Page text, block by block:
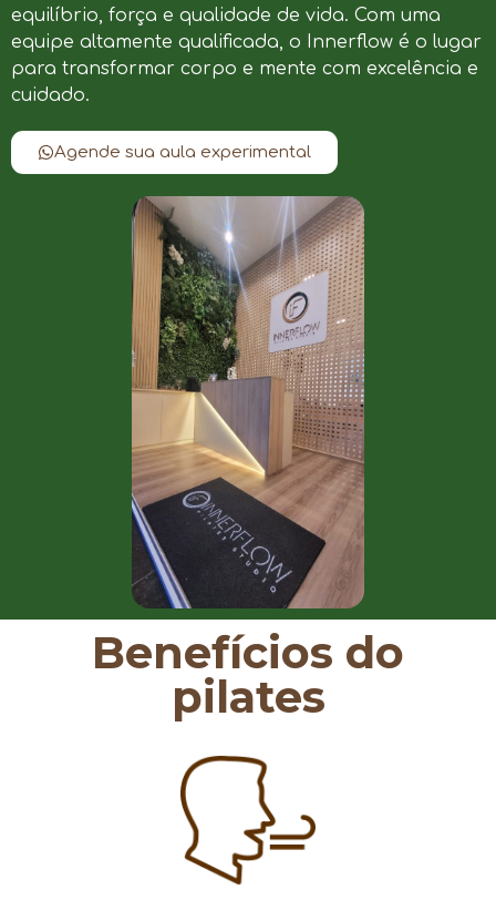
equilíbrio, força e qualidade de vida. Com uma
equipe altamente qualificada, o Innerflow é o lugar
para transformar corpo e mente com excelência e
cuidado.
Agende sua aula experimental
Benefícios do
pilates